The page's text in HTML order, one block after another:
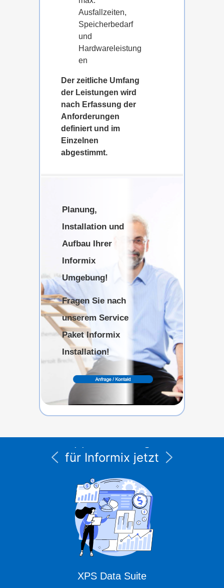
Ausfallzeiten,
Speicherbedarf
und
Hardwareleistung
en
Der zeitliche Umfang
der Leistungen wird
nach Erfassung der
Anforderungen
definiert und im
Einzelnen
abgestimmt.
Planung,
Installation und
Aufbau Ihrer
Informix
Umgebung!
Fragen Sie nach
unserem Service
Paket Informix
Installation!
Supportleistungen
für Informix jetzt
Expert Solutions
XPS Data Suite